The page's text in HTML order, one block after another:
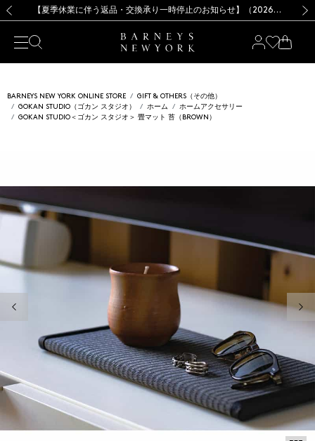
新規登録のお客様も対象！＜MY BARNEYS＞会員のお客様は11,000円（税込）以上のお買上げで常時送料無料！お買い物の際は会員登録を！
【夏季休業に伴う出荷一時停止のお知らせ】(2026.8.7) 【オンラインストア カスタマーセンター夏季休業に関するお知らせ】（2026.8.7）【夏季休業に伴う返品・交換承り一時停止のお知らせ】（2026.8.5）
熊本県を中心とした地震の影響によるお荷物のお届けについて
【開催中】SUMMER SALEのご案内・ご注意事項 新規登録のお客様も対象！＜MY BARNEYS＞会員のお客様は11,000円（税込）以上のお買上げで常時送料無料！お買い物の際は会員登録を！
【夏季休業に伴う出荷一時停止のお知らせ】(2026.8.7)
BARNEYS NEW YORK ONLINE STORE
GIFT & OTHERS（その他）
GOKAN STUDIO（ゴカン スタジオ）
ホーム
ホームアクセサリー
GOKAN STUDIO＜ゴカン スタジオ＞ 畳マット 苔（BROWN）